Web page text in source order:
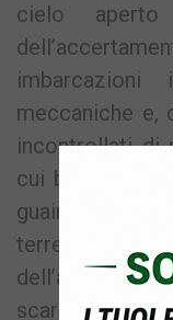
cielo
imbarcazioni
meccaniche e,
incontrollati di
cui batterie
guaine e tubi
terreno ed
dell’attività
scarico rifiuti e